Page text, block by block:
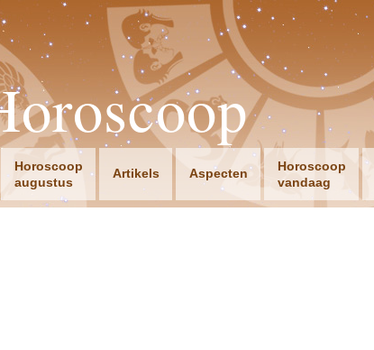
Horoscoop
augustus
Artikels Aspecten
Horoscoop
vandaag